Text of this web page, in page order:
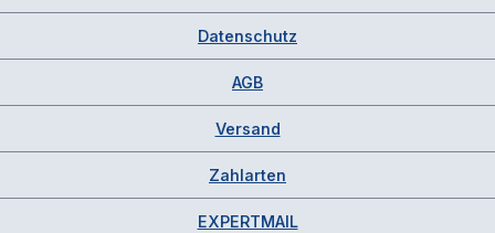
Datenschutz
AGB
Versand
Zahlarten
EXPERTMAIL